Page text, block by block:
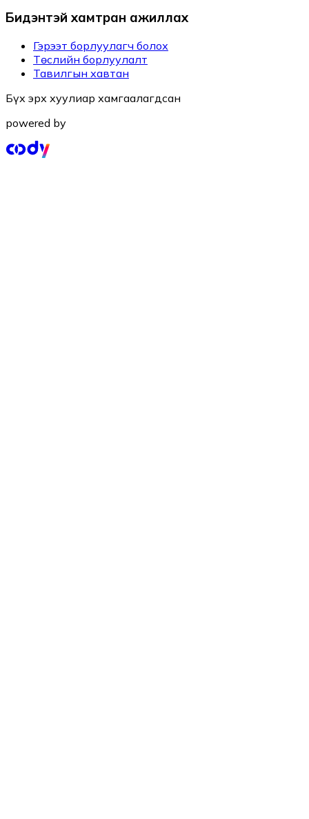
Бидэнтэй хамтран ажиллах
Гэрээт борлуулагч болох
Төслийн борлуулалт
Тавилгын хавтан
Бүх эрх хуулиар хамгаалагдсан
powered by